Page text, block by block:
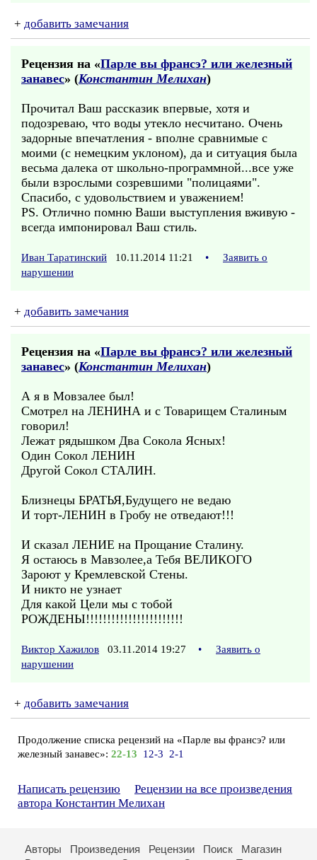
+ добавить замечания
Рецензия на «Парле вы франсэ? или железный
занавес» (Константин Мелихан)
Прочитал Ваш рассказик впервые, хотя и
подозреваю, что воды утекло несчитано. Очень
задорные впечатления - вполне сравнимые с
моими (с немецким уклоном), да и ситуация была
весьма далека от школьно-программной...все уже
были взрослыми созревшими "полицаями".
Спасибо, с удовольствием и уважением!
PS. Отлично помню Ваши выступления вживую -
всегда импонировал Ваш стиль.
Иван Таратинский 10.11.2014 11:21 •
Заявить о
нарушении
+ добавить замечания
Рецензия на «Парле вы франсэ? или железный
занавес» (Константин Мелихан)
А я в Мовзалее был!
Смотрел на ЛЕНИНА и с Товарищем Сталиным
говорил!
Лежат рядышком Два Сокола Ясных!
Один Сокол ЛЕНИН
Другой Сокол СТАЛИН.
Близнецы БРАТЬЯ,Будущего не ведаю
И торт-ЛЕНИН в Гробу не отведают!!!
И сказал ЛЕНИЕ на Прощание Сталину.
Я остаюсь в Мавзолее,а Тебя ВЕЛИКОГО
Зароют у Кремлевской Стены.
И никто не узнает
Для какой Цели мы с тобой
РОЖДЕНЫ!!!!!!!!!!!!!!!!!!!!!!!
Виктор Хажилов 03.11.2014 19:27 •
Заявить о
нарушении
+ добавить замечания
Продолжение списка рецензий на «Парле вы франсэ? или
железный занавес»: 22-13 12-3 2-1
Написать рецензию
Рецензии на все произведения
автора Константин Мелихан
Авторы Произведения Рецензии Поиск
Магазин